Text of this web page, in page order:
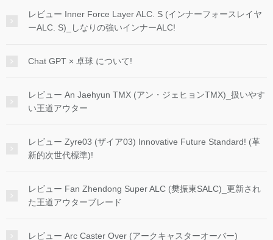
レビュー Inner Force Layer ALC. S (インナーフォースレイヤ
ーALC. S)_しなりの強いインナーALC!
Chat GPT × 卓球 について!
レビュー An Jaehyun TMX (アン・ジェヒョンTMX)_扱いやす
い王道アウター
レビュー Zyre03 (ザイア03) Innovative Future Standard! (革
新的次世代標準)!
レビュー Fan Zhendong Super ALC (樊振東SALC)_更新され
た王道アウターブレード
レビュー Arc Caster Over (アークキャスターオーバー)